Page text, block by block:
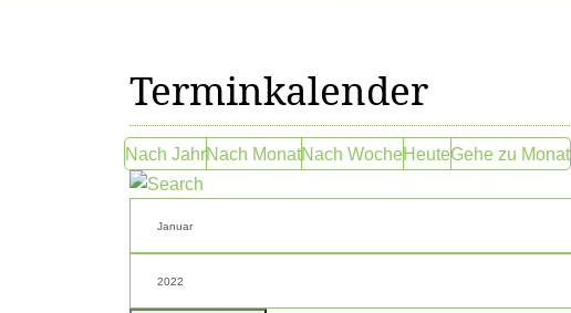
Terminkalender
Nach JahrNach MonatNach WocheHeuteGehe zu Monat